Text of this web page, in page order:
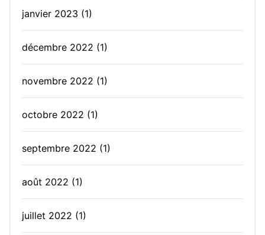
janvier 2023 (1)
décembre 2022 (1)
novembre 2022 (1)
octobre 2022 (1)
septembre 2022 (1)
août 2022 (1)
juillet 2022 (1)